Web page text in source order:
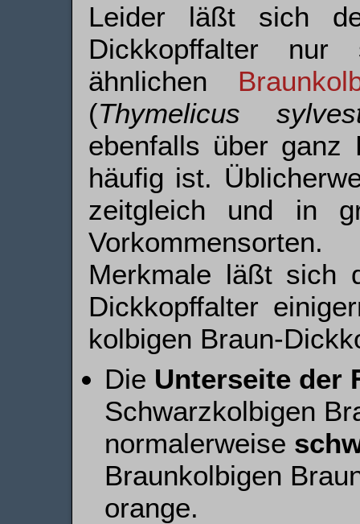
Leider läßt sich
Dickkopffalter
ähnlichen
(Thymelicus
ebenfalls über ganz
häufig ist.
zeitgleich und in
Merkmale läßt sich
Dick­kopf­falter
kolbigen Braun-
Die Unterseite der
Schwarzkolbigen
normalerweise
Braunkolbigen
orange.